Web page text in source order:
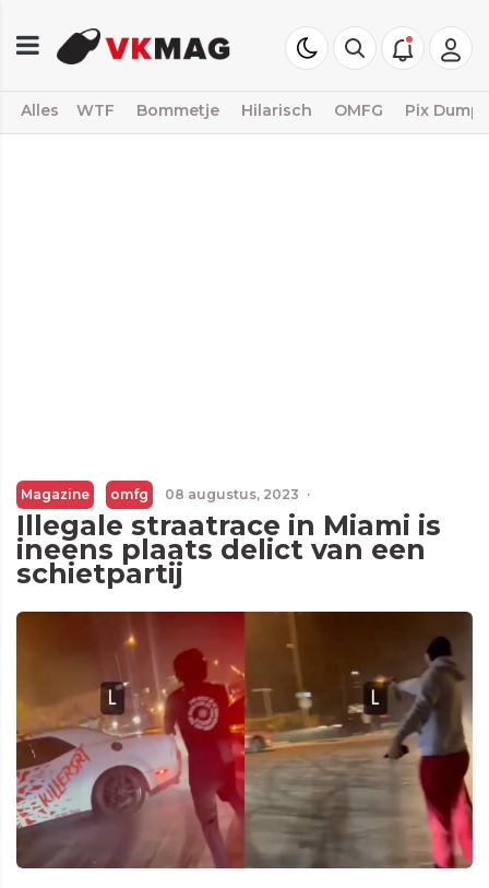
Alles WTF Bommetje Hilarisch OMFG Pix Dump
Magazine omfg 08 augustus, 2023 ·
Illegale straatrace in Miami is
ineens plaats delict van een
schietpartij